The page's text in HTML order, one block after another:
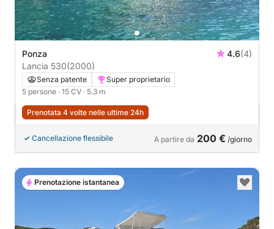
Ponza 4.6(4)
Lancia 530(2000)
Senza patente
Super proprietario
5 persone · 15 CV · 5.3 m
Prenotata 4 volte nelle ultime 24h
Cancellazione flessibile A partire da 200 € /giorno
Prenotazione istantanea